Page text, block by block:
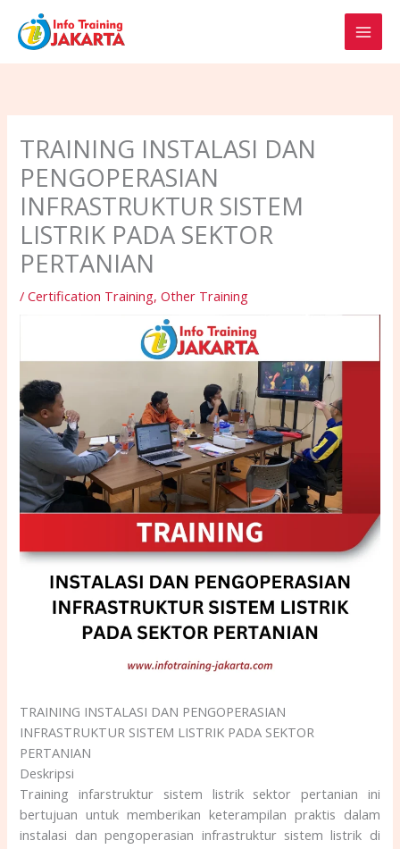
content
TRAINING INSTALASI DAN
PENGOPERASIAN
INFRASTRUKTUR SISTEM
LISTRIK PADA SEKTOR
PERTANIAN
/Certification Training,Other Training
TRAINING INSTALASI DAN PENGOPERASIAN
INFRASTRUKTUR SISTEM LISTRIK PADA SEKTOR
PERTANIAN
Deskripsi
Training infarstruktur sistem listrik sektor pertanian ini
bertujuan untuk memberikan keterampilan praktis dalam
instalasi dan pengoperasian infrastruktur sistem listrik di